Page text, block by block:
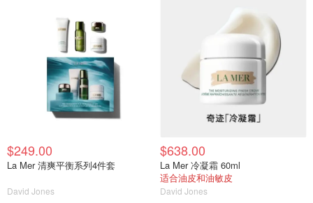
$249.00
La Mer 清爽平衡系列4件套
David Jones
$638.00
La Mer 冷凝霜 60ml
适合油皮和油敏皮
David Jones